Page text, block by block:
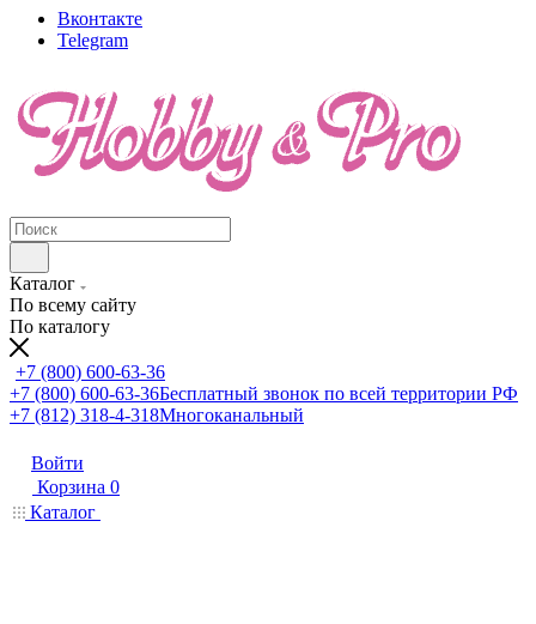
Вконтакте
Telegram
Каталог
По всему сайту
По каталогу
+7 (800) 600-63-36
+7 (800) 600-63-36Бесплатный звонок по всей территории РФ
+7 (812) 318-4-318Многоканальный
Войти
Корзина 0
Каталог